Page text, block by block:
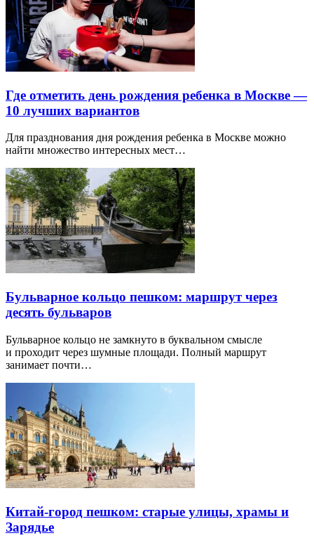
Где отметить день рождения ребенка в Москве —
10 лучших вариантов
Для празднования дня рождения ребенка в Москве можно
найти множество интересных мест…
Бульварное кольцо пешком: маршрут через
десять бульваров
Бульварное кольцо не замкнуто в буквальном смысле
и проходит через шумные площади. Полный маршрут
занимает почти…
Китай-город пешком: старые улицы, храмы и
Зарядье